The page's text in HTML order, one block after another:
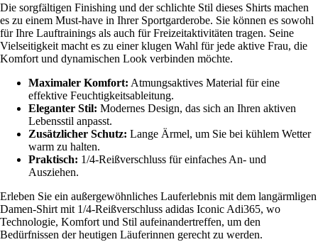
Die sorgfältigen Finishing und der schlichte Stil dieses Shirts machen
es zu einem Must-have in Ihrer Sportgarderobe. Sie können es sowohl
für Ihre Lauftrainings als auch für Freizeitaktivitäten tragen. Seine
Vielseitigkeit macht es zu einer klugen Wahl für jede aktive Frau, die
Komfort und dynamischen Look verbinden möchte.
Maximaler Komfort: Atmungsaktives Material für eine
effektive Feuchtigkeitsableitung.
Eleganter Stil: Modernes Design, das sich an Ihren aktiven
Lebensstil anpasst.
Zusätzlicher Schutz: Lange Ärmel, um Sie bei kühlem Wetter
warm zu halten.
Praktisch: 1/4-Reißverschluss für einfaches An- und
Ausziehen.
Erleben Sie ein außergewöhnliches Lauferlebnis mit dem langärmligen
Damen-Shirt mit 1/4-Reißverschluss adidas Iconic Adi365, wo
Technologie, Komfort und Stil aufeinandertreffen, um den
Bedürfnissen der heutigen Läuferinnen gerecht zu werden.